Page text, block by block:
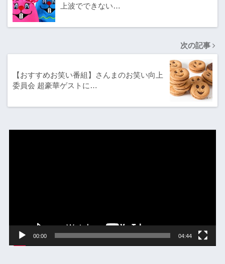
上波でできない…
次の記事
【おすすめお笑い番組】さんまのお笑い向上
委員会 超豪華ゲストに…
ー
00:00 04:44